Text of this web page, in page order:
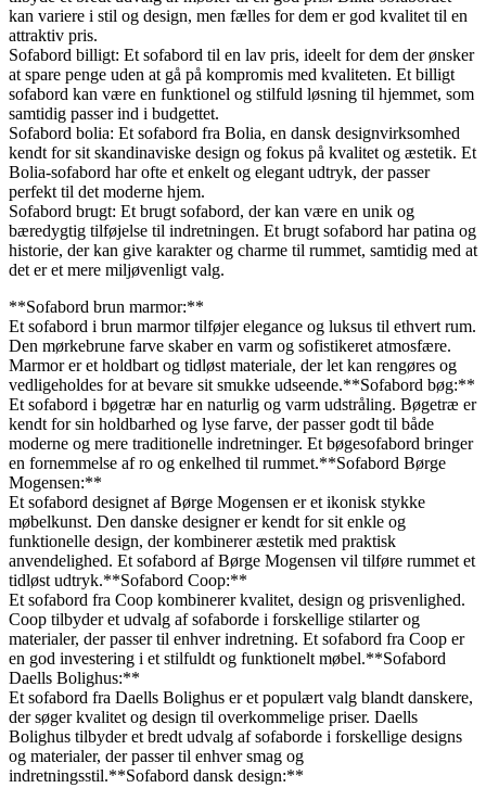
kan variere i stil og design, men fælles for dem er god kvalitet til en
attraktiv pris.
Sofabord billigt: Et sofabord til en lav pris, ideelt for dem der ønsker
at spare penge uden at gå på kompromis med kvaliteten. Et billigt
sofabord kan være en funktionel og stilfuld løsning til hjemmet, som
samtidig passer ind i budgettet.
Sofabord bolia: Et sofabord fra Bolia, en dansk designvirksomhed
kendt for sit skandinaviske design og fokus på kvalitet og æstetik. Et
Bolia-sofabord har ofte et enkelt og elegant udtryk, der passer
perfekt til det moderne hjem.
Sofabord brugt: Et brugt sofabord, der kan være en unik og
bæredygtig tilføjelse til indretningen. Et brugt sofabord har patina og
historie, der kan give karakter og charme til rummet, samtidig med at
det er et mere miljøvenligt valg.
**Sofabord brun marmor:**
Et sofabord i brun marmor tilføjer elegance og luksus til ethvert rum.
Den mørkebrune farve skaber en varm og sofistikeret atmosfære.
Marmor er et holdbart og tidløst materiale, der let kan rengøres og
vedligeholdes for at bevare sit smukke udseende.**Sofabord bøg:**
Et sofabord i bøgetræ har en naturlig og varm udstråling. Bøgetræ er
kendt for sin holdbarhed og lyse farve, der passer godt til både
moderne og mere traditionelle indretninger. Et bøgesofabord bringer
en fornemmelse af ro og enkelhed til rummet.**Sofabord Børge
Mogensen:**
Et sofabord designet af Børge Mogensen er et ikonisk stykke
møbelkunst. Den danske designer er kendt for sit enkle og
funktionelle design, der kombinerer æstetik med praktisk
anvendelighed. Et sofabord af Børge Mogensen vil tilføre rummet et
tidløst udtryk.**Sofabord Coop:**
Et sofabord fra Coop kombinerer kvalitet, design og prisvenlighed.
Coop tilbyder et udvalg af sofaborde i forskellige stilarter og
materialer, der passer til enhver indretning. Et sofabord fra Coop er
en god investering i et stilfuldt og funktionelt møbel.**Sofabord
Daells Bolighus:**
Et sofabord fra Daells Bolighus er et populært valg blandt danskere,
der søger kvalitet og design til overkommelige priser. Daells
Bolighus tilbyder et bredt udvalg af sofaborde i forskellige designs
og materialer, der passer til enhver smag og
indretningsstil.**Sofabord dansk design:**